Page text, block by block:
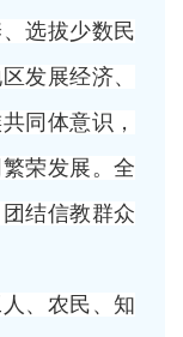
选拔少数民
发展经济、
同体意识，
荣发展。全
结信教群众
、农民、知